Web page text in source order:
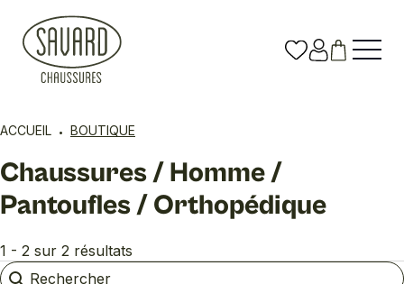
ACCUEIL BOUTIQUE
Chaussures / Homme /
Pantoufles / Orthopédique
1 - 2 sur 2 résultats
Rechercher
Rechercher